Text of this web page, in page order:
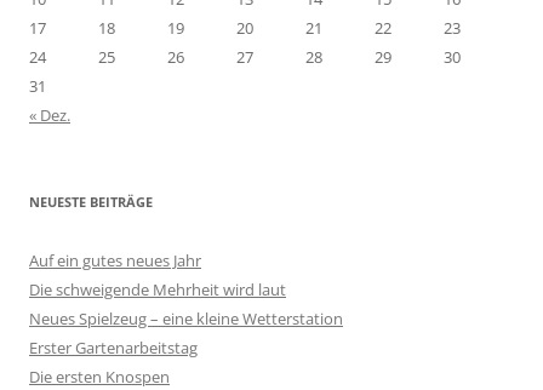
17
18 19 20 21 22
23
24
25 26 27 28 29
30
31
« Dez.
NEUESTE BEITRÄGE
Auf ein gutes neues Jahr
Die schweigende Mehrheit wird laut
Neues Spielzeug – eine kleine Wetterstation
Erster Gartenarbeitstag
Die ersten Knospen